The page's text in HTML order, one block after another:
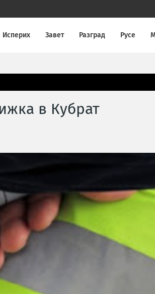
Исперих Завет Разград Русе
в Кубрат